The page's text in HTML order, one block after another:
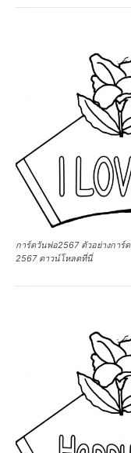
การ์ดวันพ่อ2567 ตัวอย่างการ์
2567 ดาวน์โหลดที่นี่